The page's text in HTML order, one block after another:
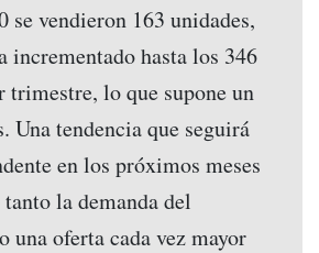
se vendieron 163 unidades,
incrementado hasta los 346
trimestre, lo que supone un
Una tendencia que seguirá
en los próximos meses
la demanda del
una oferta cada vez mayor